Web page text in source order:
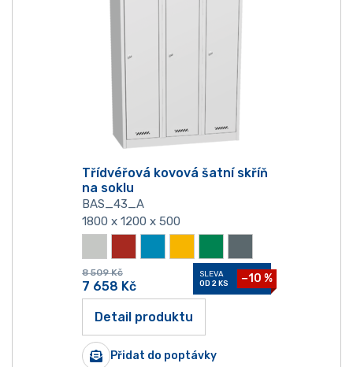
Třídvéřová kovová šatní skříň
na soklu
BAS_43_A
1800 x 1200 x 500
8 509 Kč
7 658 Kč
SLEVA
OD 2 KS
−10 %
Detail produktu
Přidat do poptávky